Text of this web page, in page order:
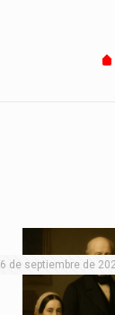
6 de septiembre de